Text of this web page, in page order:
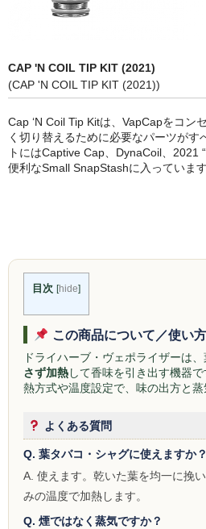
BFGステム（本体のみ）
業務用補充オーダー
予約
シーシャ
SHISHABUCKS
Oduman
Khalil Mamoon
VZ
RF
CAP 'N COIL TIP KIT (2021)
(CAP 'N COIL TIP KIT (2021))
Cap ‘N Coil Tip Kitは、VapCapをコン
く切り替えるために必要なパーツがす
トにはCaptive Cap、DynaCoil、2021
便利なSmall SnapStashに入っています
目次 [hide]
この商品について／使い方
ドライハーブ・ヴェポライザーは
さず加熱して香味を引き出す機器
熱方式や温度設定で、味の出方と蒸
よくある質問
Q. 葉タバコ・シャグに使えますか？
A. 使えます。乾いた葉を均一に挽
みの温度で加熱します。
Q. 煙ではなく蒸気ですか？